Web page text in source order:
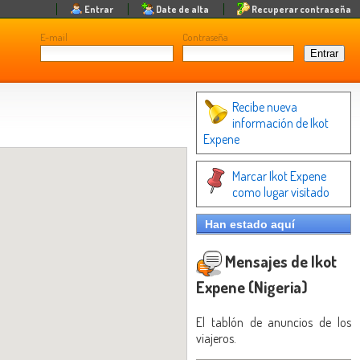
E-mail Contraseña
Entrar Date de alta Recuperar contraseña
Recibe nueva
información de Ikot
Expene
Marcar Ikot Expene
como lugar visitado
Han estado aquí
Mensajes de Ikot
Expene (Nigeria)
El tablón de anuncios de los
viajeros.